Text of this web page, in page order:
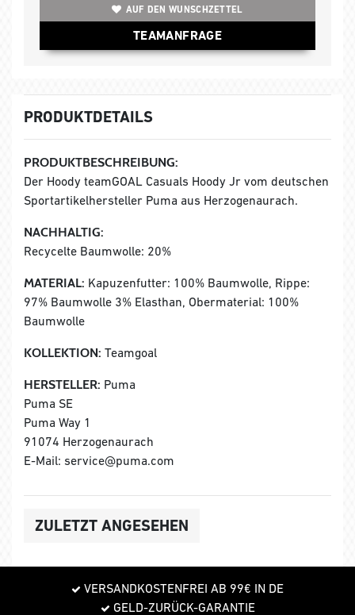
AUF DEN WUNSCHZETTEL
TEAMANFRAGE
PRODUKTDETAILS
PRODUKTBESCHREIBUNG:
Der Hoody teamGOAL Casuals Hoody Jr vom deutschen
Sportartikelhersteller Puma aus Herzogenaurach.
NACHHALTIG:
Recycelte Baumwolle: 20%
MATERIAL: Kapuzenfutter: 100% Baumwolle, Rippe:
97% Baumwolle 3% Elasthan, Obermaterial: 100%
Baumwolle
KOLLEKTION: Teamgoal
HERSTELLER: Puma
Puma SE
Puma Way 1
91074 Herzogenaurach
E-Mail: service@puma.com
ZULETZT ANGESEHEN
VERSANDKOSTENFREI AB 99€ IN DE
GELD-ZURÜCK-GARANTIE